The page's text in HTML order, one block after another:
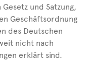
und Satzung,
Geschäftsordnung
des Deutschen
nicht nach
erklärt sind.